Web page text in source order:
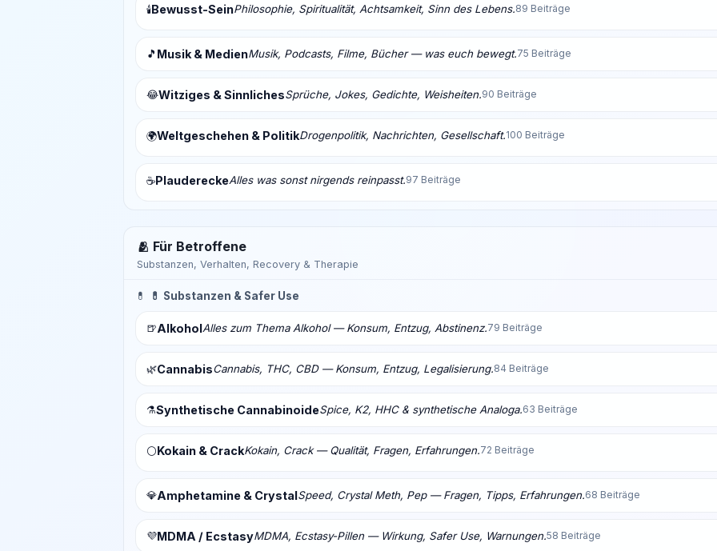
🕯️Bewusst-SeinPhilosophie, Spiritualität, Achtsamkeit, Sinn des Lebens.89 Beiträge
🎵 Musik & MedienMusik, Podcasts, Filme, Bücher — was euch bewegt.75 Beiträge
😂Witziges & SinnlichesSprüche, Jokes, Gedichte, Weisheiten.90 Beiträge
🌍Weltgeschehen & PolitikDrogenpolitik, Nachrichten, Gesellschaft.100 Beiträge
☕PlaudereckeAlles was sonst nirgends reinpasst.97 Beiträge
🫂 Für Betroffene
Substanzen, Verhalten, Recovery & Therapie
💊 💊 Substanzen & Safer Use
🍺AlkoholAlles zum Thema Alkohol — Konsum, Entzug, Abstinenz.79 Beiträge
🌿CannabisCannabis, THC, CBD — Konsum, Entzug, Legalisierung.84 Beiträge
⚗️Synthetische CannabinoideSpice, K2, HHC & synthetische Analoga.63 Beiträge
⚪Kokain & CrackKokain, Crack — Qualität, Fragen, Erfahrungen.72 Beiträge
💎Amphetamine & CrystalSpeed, Crystal Meth, Pep — Fragen, Tipps, Erfahrungen.68 Beiträge
💜MDMA / EcstasyMDMA, Ecstasy-Pillen — Wirkung, Safer Use, Warnungen.58 Beiträge